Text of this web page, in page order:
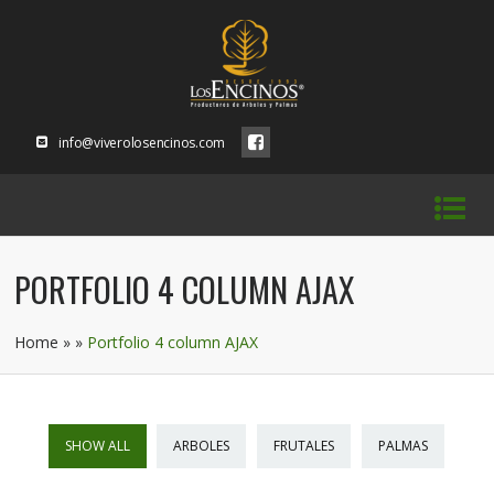
info@viverolosencinos.com
PORTFOLIO 4 COLUMN AJAX
Home » » Portfolio 4 column AJAX
SHOW ALL ARBOLES FRUTALES PALMAS